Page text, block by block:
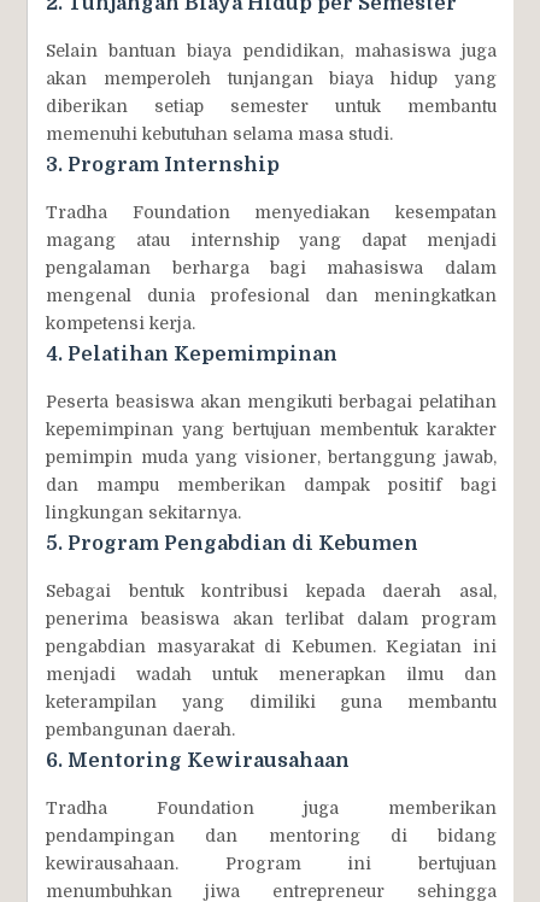
Selain bantuan biaya pendidikan, mahasiswa juga
akan memperoleh tunjangan biaya hidup yang
diberikan setiap semester untuk membantu
memenuhi kebutuhan selama masa studi.
3. Program Internship
Tradha Foundation menyediakan kesempatan
magang atau internship yang dapat menjadi
pengalaman berharga bagi mahasiswa dalam
mengenal dunia profesional dan meningkatkan
kompetensi kerja.
4. Pelatihan Kepemimpinan
Peserta beasiswa akan mengikuti berbagai pelatihan
kepemimpinan yang bertujuan membentuk karakter
pemimpin muda yang visioner, bertanggung jawab,
dan mampu memberikan dampak positif bagi
lingkungan sekitarnya.
5. Program Pengabdian di Kebumen
Sebagai bentuk kontribusi kepada daerah asal,
penerima beasiswa akan terlibat dalam program
pengabdian masyarakat di Kebumen. Kegiatan ini
menjadi wadah untuk menerapkan ilmu dan
keterampilan yang dimiliki guna membantu
pembangunan daerah.
6. Mentoring Kewirausahaan
Tradha Foundation juga memberikan
pendampingan dan mentoring di bidang
kewirausahaan. Program ini bertujuan
menumbuhkan jiwa entrepreneur sehingga